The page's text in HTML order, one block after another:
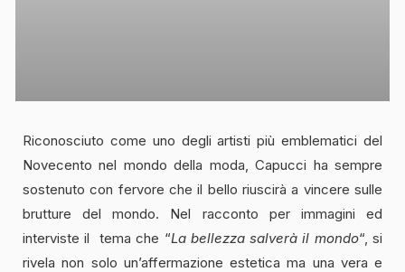
Riconosciuto come uno degli artisti più emblematici del
Novecento nel mondo della moda, Capucci ha sempre
sostenuto con fervore che il bello riuscirà a vincere sulle
brutture del mondo. Nel racconto per immagini ed
interviste il tema che “La bellezza salverà il mondo“, si
rivela non solo un’affermazione estetica ma una vera e